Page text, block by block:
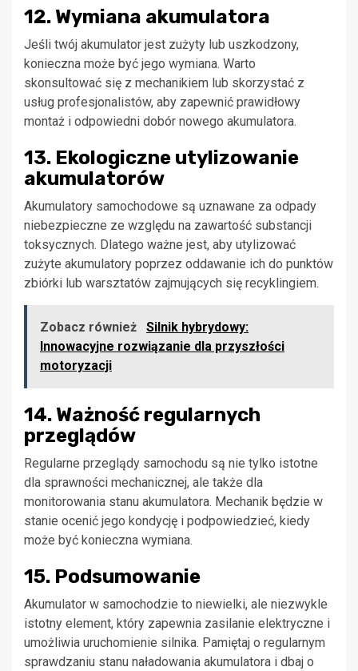
12. Wymiana akumulatora
Jeśli twój akumulator jest zużyty lub uszkodzony,
konieczna może być jego wymiana. Warto
skonsultować się z mechanikiem lub skorzystać z
usług profesjonalistów, aby zapewnić prawidłowy
montaż i odpowiedni dobór nowego akumulatora.
13. Ekologiczne utylizowanie
akumulatorów
Akumulatory samochodowe są uznawane za odpady
niebezpieczne ze względu na zawartość substancji
toksycznych. Dlatego ważne jest, aby utylizować
zużyte akumulatory poprzez oddawanie ich do punktów
zbiórki lub warsztatów zajmujących się recyklingiem.
Zobacz również
Silnik hybrydowy:
Innowacyjne rozwiązanie dla przyszłości
motoryzacji
14. Ważność regularnych
przeglądów
Regularne przeglądy samochodu są nie tylko istotne
dla sprawności mechanicznej, ale także dla
monitorowania stanu akumulatora. Mechanik będzie w
stanie ocenić jego kondycję i podpowiedzieć, kiedy
może być konieczna wymiana.
15. Podsumowanie
Akumulator w samochodzie to niewielki, ale niezwykle
istotny element, który zapewnia zasilanie elektryczne i
umożliwia uruchomienie silnika. Pamiętaj o regularnym
sprawdzaniu stanu naładowania akumulatora i dbaj o